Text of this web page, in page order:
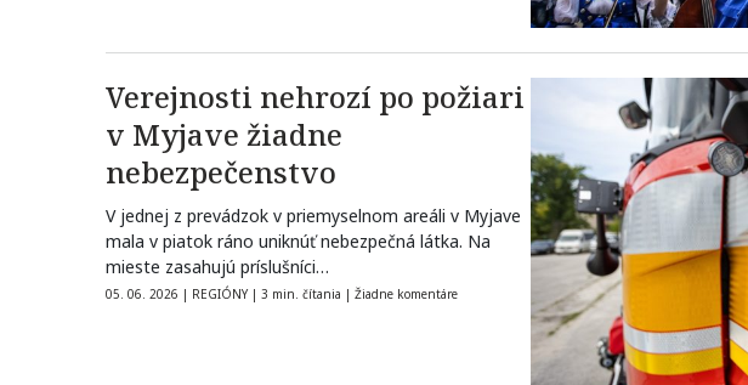
Verejnosti nehrozí po požiari
v Myjave žiadne
nebezpečenstvo
V jednej z prevádzok v priemyselnom areáli v Myjave
mala v piatok ráno uniknúť nebezpečná látka. Na
mieste zasahujú príslušníci…
05. 06. 2026 | REGIÓNY | 3 min. čítania | Žiadne komentáre